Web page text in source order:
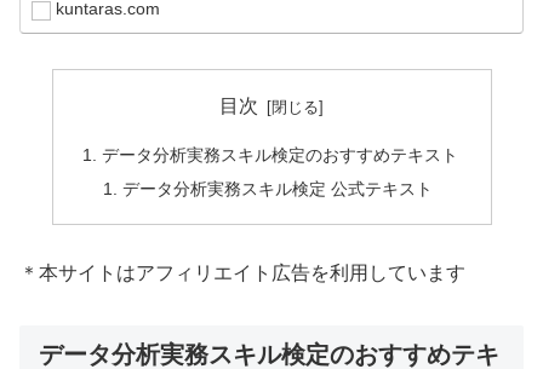
kuntaras.com
目次
データ分析実務スキル検定のおすすめテキスト
データ分析実務スキル検定 公式テキスト
＊本サイトはアフィリエイト広告を利用しています
データ分析実務スキル検定のおすすめテキ